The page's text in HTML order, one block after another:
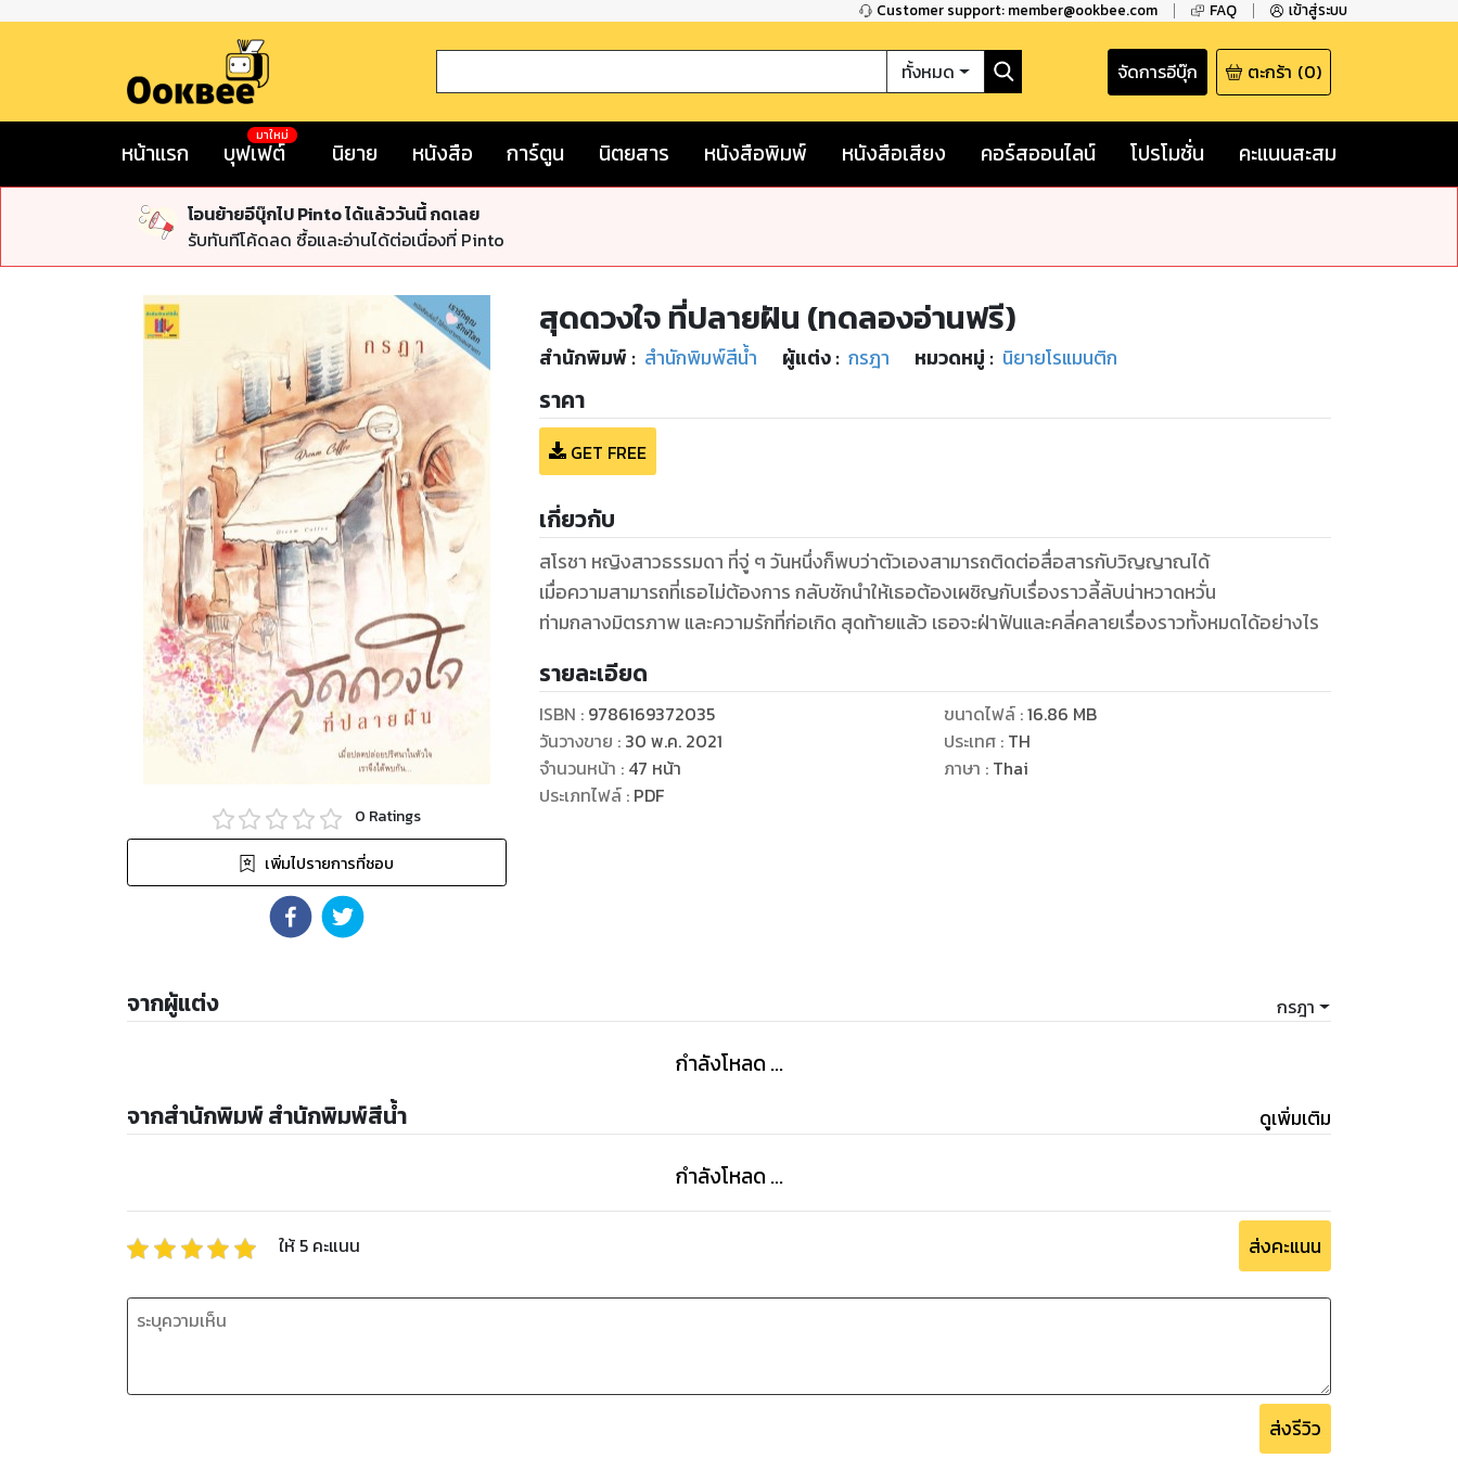
Customer support: member@ookbee.com FAQ เข้าสู่ระบบ
ทั้งหมด จัดการอีบุ๊ก ตะกร้า (0)
หน้าแรก บุฟเฟต์
มาใหม่
นิยาย หนังสือ การ์ตูน นิตยสาร หนังสือพิมพ์ หนังสือเสียง คอร์สออนไลน์ โปรโมชั่น คะแนนสะสม
โอนย้ายอีบุ๊กไป Pinto ได้แล้ววันนี้ กดเลย
รับทันทีโค้ดลด ซื้อและอ่านได้ต่อเนื่องที่ Pinto
0 Ratings
เพิ่มไปรายการที่ชอบ
สุดดวงใจ ที่ปลายฝัน (ทดลองอ่านฟรี)
สำนักพิมพ์ : สำนักพิมพ์สีน้ำ ผู้แต่ง : กรฎา หมวดหมู่ : นิยายโรแมนติก
ราคา
GET FREE
เกี่ยวกับ
สโรชา หญิงสาวธรรมดา ที่จู่ ๆ วันหนึ่งก็พบว่าตัวเองสามารถติดต่อสื่อสารกับวิญญาณได้
เมื่อความสามารถที่เธอไม่ต้องการ กลับชักนำให้เธอต้องเผชิญกับเรื่องราวลี้ลับน่าหวาดหวั่น
รายละเอียด
ISBN : 9786169372035
วันวางขาย : 30 พ.ค. 2021
จำนวนหน้า : 47 หน้า
ประเภทไฟล์: PDF
ขนาดไฟล์:16.86 MB
ประเทศ : TH
ภาษา : Thai
จากผู้แต่ง กรฎา
กำลังโหลด ...
จากสำนักพิมพ์ สำนักพิมพ์สีน้ำ ดูเพิ่มเติม
กำลังโหลด ...
ให้ 5 คะแนน ส่งคะแนน
ส่งรีวิว